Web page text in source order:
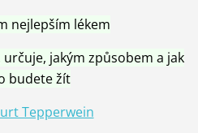
nejlepším lékem
jakým způsobem a jak
budete žít
Tepperwein